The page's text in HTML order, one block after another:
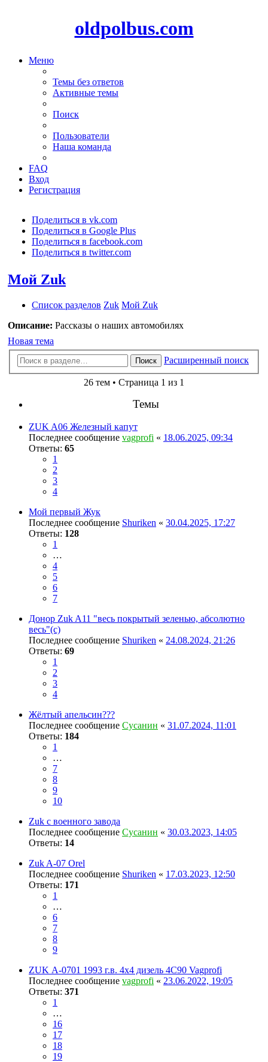
oldpolbus.com
Меню
Темы без ответов
Активные темы
Поиск
Пользователи
Наша команда
FAQ
Вход
Регистрация
Поделиться в vk.com
Поделиться в Google Plus
Поделиться в facebook.com
Поделиться в twitter.com
Мой Zuk
Список разделов Zuk Мой Zuk
Описание: Рассказы о наших автомобилях
Новая тема
Поиск Расширенный поиск
26 тем • Страница 1 из 1
Темы
ZUK A06 Железный капут
Последнее сообщение vagprofi « 18.06.2025, 09:34
Ответы: 65
1
2
3
4
Мой первый Жук
Последнее сообщение Shuriken « 30.04.2025, 17:27
Ответы: 128
1
…
4
5
6
7
Донор Zuk A11 "весь покрытый зеленью, абсолютно
весь"(с)
Последнее сообщение Shuriken « 24.08.2024, 21:26
Ответы: 69
1
2
3
4
Жёлтый апельсин???
Последнее сообщение Сусанин « 31.07.2024, 11:01
Ответы: 184
1
…
7
8
9
10
Zuk с военного завода
Последнее сообщение Сусанин « 30.03.2023, 14:05
Ответы: 14
Zuk A-07 Orel
Последнее сообщение Shuriken « 17.03.2023, 12:50
Ответы: 171
1
…
6
7
8
9
ZUK А-0701 1993 г.в. 4x4 дизель 4С90 Vagprofi
Последнее сообщение vagprofi « 23.06.2022, 19:05
Ответы: 371
1
…
16
17
18
19